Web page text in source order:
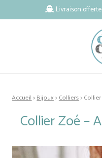
Livraison
Accueil>Bijoux>Colliers>
Collier Zoé –